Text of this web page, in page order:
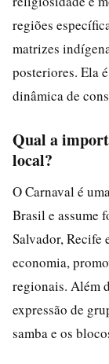
regiões
matrizes
posteriores. Ela
dinâmica de
Qual a
local?
O Carnaval é
Brasil e assume
Salvador, Recife
economia,
regionais. Além
expressão de
samba e os